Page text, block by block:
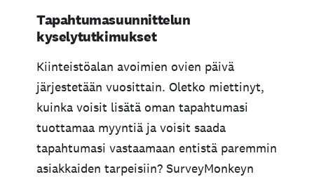
Tapahtumasuunnittelun
kyselytutkimukset
Kiinteistöalan avoimien ovien päivä
järjestetään vuosittain. Oletko miettinyt,
kuinka voisit lisätä oman tapahtumasi
tuottamaa myyntiä ja voisit saada
tapahtumasi vastaamaan entistä paremmin
asiakkaiden tarpeisiin? SurveyMonkeyn